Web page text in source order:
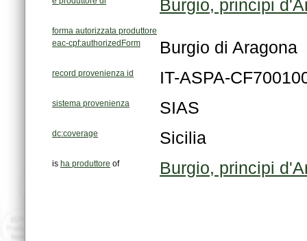
Burgio, principi
forma autorizzata produttore
eac-cpf:authorizedForm
Burgio di Aragona
record provenienza id IT-ASPA-
sistema provenienza SIAS
dc:coverage Sicilia
is ha produttore of Burgio, principi